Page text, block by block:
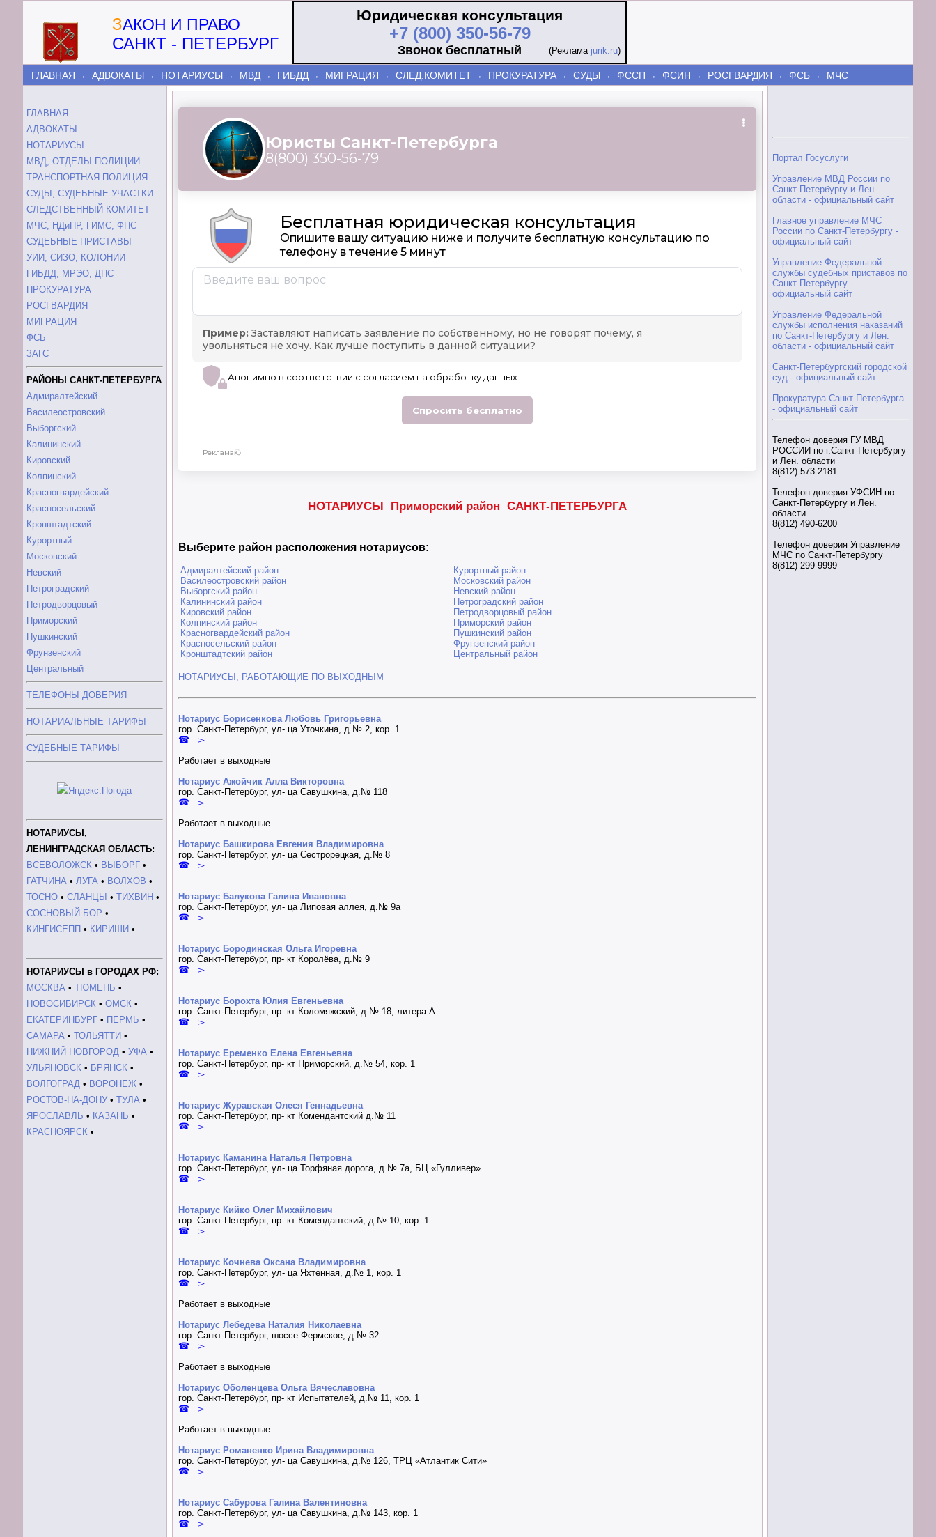
ЗАКОН И ПРАВО
САНКТ - ПЕТЕРБУРГ
Юридическая консультация
+7 (800) 350-56-79
Звонок бесплатный (Реклама jurik.ru)
ГЛАВНАЯ ⬫ АДВОКАТЫ ⬫ НОТАРИУСЫ ⬫ МВД ⬫ ГИБДД ⬫ МИГРАЦИЯ ⬫ СЛЕД.КОМИТЕТ ⬫ ПРОКУРАТУРА ⬫ СУДЫ ⬫ ФССП ⬫ ФСИН ⬫ РОСГВАРДИЯ ⬫ ФСБ ⬫ МЧС
ГЛАВНАЯ
АДВОКАТЫ
НОТАРИУСЫ
МВД, ОТДЕЛЫ ПОЛИЦИИ
ТРАНСПОРТНАЯ ПОЛИЦИЯ
СУДЫ, СУДЕБНЫЕ УЧАСТКИ
СЛЕДСТВЕННЫЙ КОМИТЕТ
МЧС, НДиПР, ГИМС, ФПС
СУДЕБНЫЕ ПРИСТАВЫ
УИИ, СИЗО, КОЛОНИИ
ГИБДД, МРЭО, ДПС
ПРОКУРАТУРА
РОСГВАРДИЯ
МИГРАЦИЯ
ФСБ
ЗАГС
РАЙОНЫ САНКТ-ПЕТЕРБУРГА
Адмиралтейский
Василеостровский
Выборгский
Калининский
Кировский
Колпинский
Красногвардейский
Красносельский
Кронштадтский
Курортный
Московский
Невский
Петроградский
Петродворцовый
Приморский
Пушкинский
Фрунзенский
Центральный
ТЕЛЕФОНЫ ДОВЕРИЯ
НОТАРИАЛЬНЫЕ ТАРИФЫ
СУДЕБНЫЕ ТАРИФЫ
НОТАРИУСЫ,
ЛЕНИНГРАДСКАЯ ОБЛАСТЬ:
ВСЕВОЛОЖСК • ВЫБОРГ •
ГАТЧИНА • ЛУГА • ВОЛХОВ •
ТОСНО • СЛАНЦЫ • ТИХВИН •
СОСНОВЫЙ БОР •
КИНГИСЕПП • КИРИШИ •
НОТАРИУСЫ в ГОРОДАХ РФ:
МОСКВА • ТЮМЕНЬ •
НОВОСИБИРСК • ОМСК •
ЕКАТЕРИНБУРГ • ПЕРМЬ •
САМАРА • ТОЛЬЯТТИ •
НИЖНИЙ НОВГОРОД • УФА •
УЛЬЯНОВСК • БРЯНСК •
ВОЛГОГРАД • ВОРОНЕЖ •
РОСТОВ-НА-ДОНУ • ТУЛА •
ЯРОСЛАВЛЬ • КАЗАНЬ •
КРАСНОЯРСК •
НОТАРИУСЫ Приморский район САНКТ-ПЕТЕРБУРГА
Выберите район расположения нотариусов:
Адмиралтейский район
Василеостровский район
Выборгский район
Калининский район
Кировский район
Колпинский район
Красногвардейский район
Красносельский район
Кронштадтский район
Курортный район
Московский район
Невский район
Петроградский район
Петродворцовый район
Приморский район
Пушкинский район
Фрунзенский район
Центральный район
НОТАРИУСЫ, РАБОТАЮЩИЕ ПО ВЫХОДНЫМ
Нотариус Борисенкова Любовь Григорьевна
гор. Санкт-Петербург, ул- ца Уточкина, д.№ 2, кор. 1
☎ ▻
Работает в выходные
Нотариус Ажойчик Алла Викторовна
гор. Санкт-Петербург, ул- ца Савушкина, д.№ 118
☎ ▻
Работает в выходные
Нотариус Башкирова Евгения Владимировна
гор. Санкт-Петербург, ул- ца Сестрорецкая, д.№ 8
☎ ▻
Нотариус Балукова Галина Ивановна
гор. Санкт-Петербург, ул- ца Липовая аллея, д.№ 9а
☎ ▻
Нотариус Бородинская Ольга Игоревна
гор. Санкт-Петербург, пр- кт Королёва, д.№ 9
☎ ▻
Нотариус Борохта Юлия Евгеньевна
гор. Санкт-Петербург, пр- кт Коломяжский, д.№ 18, литера А
☎ ▻
Нотариус Еременко Елена Евгеньевна
гор. Санкт-Петербург, пр- кт Приморский, д.№ 54, кор. 1
☎ ▻
Нотариус Журавская Олеся Геннадьевна
гор. Санкт-Петербург, пр- кт Комендантский д.№ 11
☎ ▻
Нотариус Каманина Наталья Петровна
гор. Санкт-Петербург, ул- ца Торфяная дорога, д.№ 7а, БЦ «Гулливер»
☎ ▻
Нотариус Кийко Олег Михайлович
гор. Санкт-Петербург, пр- кт Комендантский, д.№ 10, кор. 1
☎ ▻
Нотариус Кочнева Оксана Владимировна
гор. Санкт-Петербург, ул- ца Яхтенная, д.№ 1, кор. 1
☎ ▻
Работает в выходные
Нотариус Лебедева Наталия Николаевна
гор. Санкт-Петербург, шоссе Фермское, д.№ 32
☎ ▻
Работает в выходные
Нотариус Оболенцева Ольга Вячеславовна
гор. Санкт-Петербург, пр- кт Испытателей, д.№ 11, кор. 1
☎ ▻
Работает в выходные
Нотариус Романенко Ирина Владимировна
гор. Санкт-Петербург, ул- ца Савушкина, д.№ 126, ТРЦ «Атлантик Сити»
☎ ▻
Нотариус Сабурова Галина Валентиновна
гор. Санкт-Петербург, ул- ца Савушкина, д.№ 143, кор. 1
☎ ▻
Портал Госуслуги
Управление МВД России по
Санкт-Петербургу и Лен.
области - официальный сайт
Главное управление МЧС
России по Санкт-Петербургу -
официальный сайт
Управление Федеральной
службы судебных приставов по
Санкт-Петербургу -
официальный сайт
Управление Федеральной
службы исполнения наказаний
по Санкт-Петербургу и Лен.
области - официальный сайт
Санкт-Петербургский городской
суд - официальный сайт
Прокуратура Санкт-Петербурга
- официальный сайт
Телефон доверия ГУ МВД
РОССИИ по г.Санкт-Петербургу
и Лен. области
8(812) 573-2181
Телефон доверия УФСИН по
Санкт-Петербургу и Лен.
области
8(812) 490-6200
Телефон доверия Управление
МЧС по Санкт-Петербургу
8(812) 299-9999